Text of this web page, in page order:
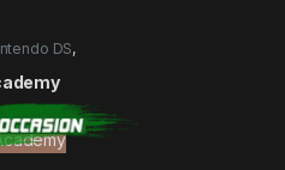
DS,